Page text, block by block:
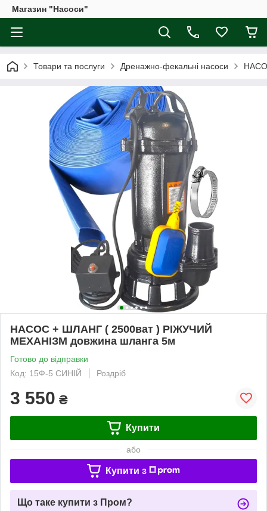
Магазин "Насоси"
Товари та послуги Дренажно-фекальні насоси
НАСОС + ШЛАНГ ( 2500ват ) РІЖУЧИЙ
МЕХАНІЗМ довжина шланга 5м
Готово до відправки
Код: 15Ф-5 СИНІЙ
Роздріб
3 550 ₴
Купити
або
Купити з
Що таке купити з Пром?